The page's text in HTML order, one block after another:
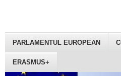
PARLAMENTUL EUROPEAN
ERASMUS+